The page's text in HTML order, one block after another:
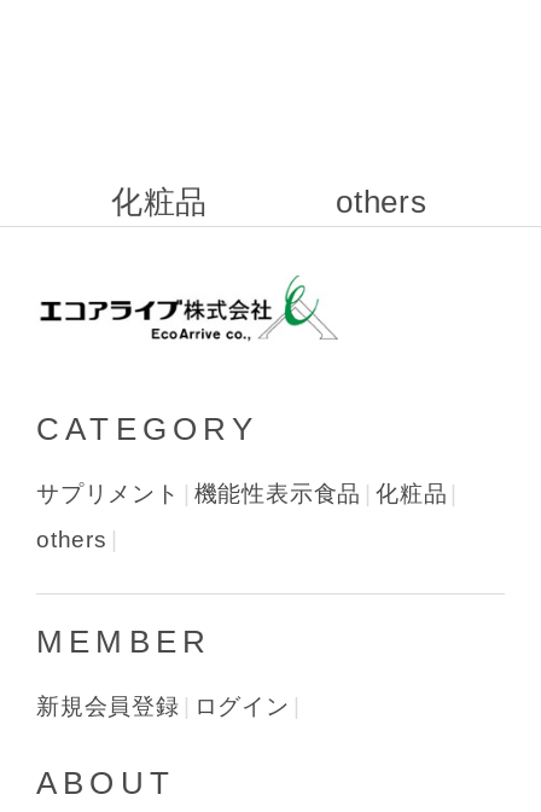
化粧品 others
CATEGORY
サプリメント 機能性表示食品
化粧品
others
MEMBER
新規会員登録 ログイン
ABOUT